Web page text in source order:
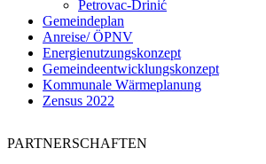
Petrovac-Drinić
Gemeindeplan
Anreise/ ÖPNV
Energienutzungskonzept
Gemeindeentwicklungskonzept
Kommunale Wärmeplanung
Zensus 2022
PARTNERSCHAFTEN